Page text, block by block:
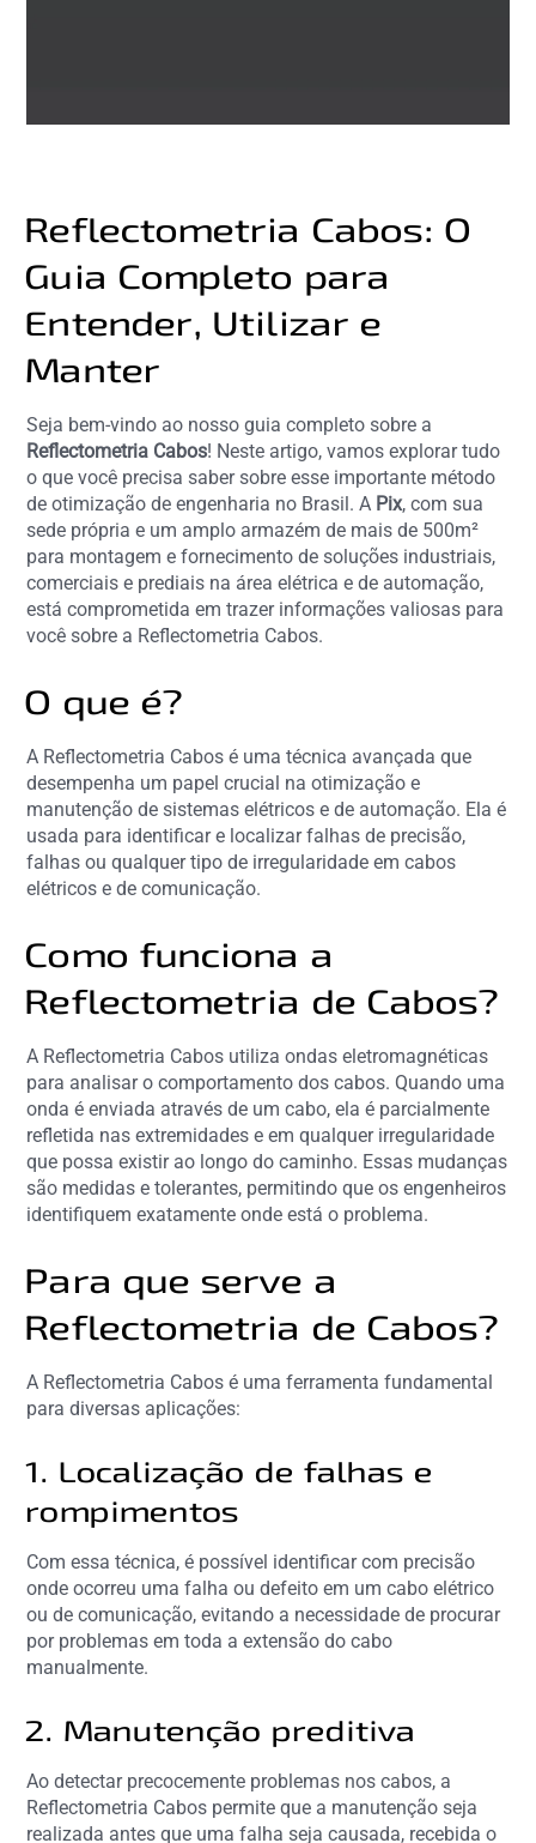
Reflectometria Cabos: O
Guia Completo para
Entender, Utilizar e
Manter
Seja bem-vindo ao nosso guia completo sobre a
Reflectometria Cabos! Neste artigo, vamos explorar tudo
o que você precisa saber sobre esse importante método
de otimização de engenharia no Brasil. A Pix, com sua
sede própria e um amplo armazém de mais de 500m²
para montagem e fornecimento de soluções industriais,
comerciais e prediais na área elétrica e de automação,
está comprometida em trazer informações valiosas para
você sobre a Reflectometria Cabos.
O que é?
A Reflectometria Cabos é uma técnica avançada que
desempenha um papel crucial na otimização e
manutenção de sistemas elétricos e de automação. Ela é
usada para identificar e localizar falhas de precisão,
falhas ou qualquer tipo de irregularidade em cabos
elétricos e de comunicação.
Como funciona a
Reflectometria de Cabos?
A Reflectometria Cabos utiliza ondas eletromagnéticas
para analisar o comportamento dos cabos. Quando uma
onda é enviada através de um cabo, ela é parcialmente
refletida nas extremidades e em qualquer irregularidade
que possa existir ao longo do caminho. Essas mudanças
são medidas e tolerantes, permitindo que os engenheiros
identifiquem exatamente onde está o problema.
Para que serve a
Reflectometria de Cabos?
A Reflectometria Cabos é uma ferramenta fundamental
para diversas aplicações:
1. Localização de falhas e
rompimentos
Com essa técnica, é possível identificar com precisão
onde ocorreu uma falha ou defeito em um cabo elétrico
ou de comunicação, evitando a necessidade de procurar
por problemas em toda a extensão do cabo
manualmente.
2. Manutenção preditiva
Ao detectar precocemente problemas nos cabos, a
Reflectometria Cabos permite que a manutenção seja
realizada antes que uma falha seja causada, recebida o